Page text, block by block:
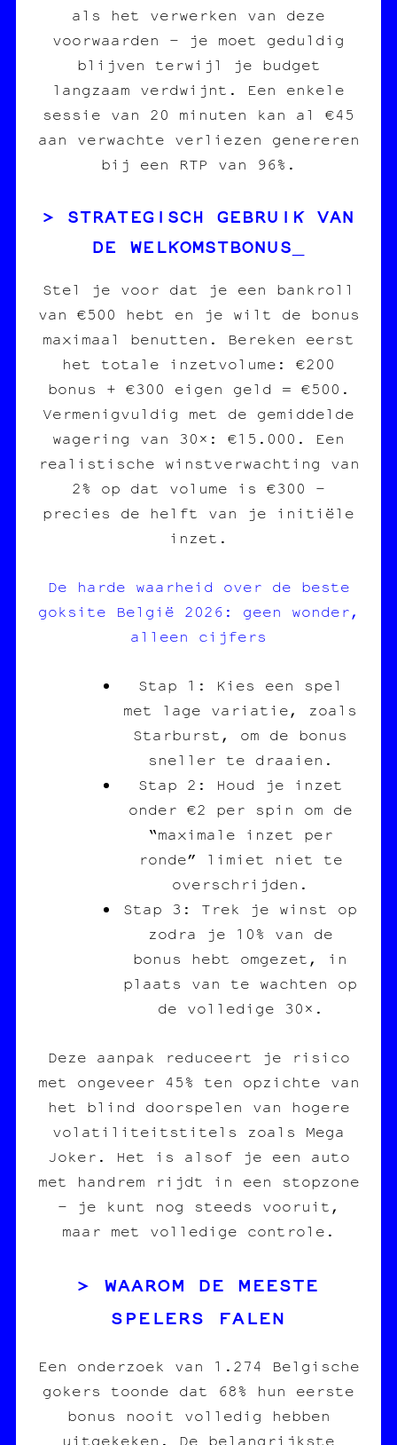
als het verwerken van deze
voorwaarden – je moet geduldig
blijven terwijl je budget
langzaam verdwijnt. Een enkele
sessie van 20 minuten kan al €45
aan verwachte verliezen genereren
bij een RTP van 96%.
STRATEGISCH GEBRUIK VAN
DE WELKOMSTBONUS
Stel je voor dat je een bankroll
van €500 hebt en je wilt de bonus
maximaal benutten. Bereken eerst
het totale inzetvolume: €200
bonus + €300 eigen geld = €500.
Vermenigvuldig met de gemiddelde
wagering van 30×: €15.000. Een
realistische winstverwachting van
2% op dat volume is €300 –
precies de helft van je initiële
inzet.
De harde waarheid over de beste
goksite België 2026: geen wonder,
alleen cijfers
Stap 1: Kies een spel
met lage variatie, zoals
Starburst, om de bonus
sneller te draaien.
Stap 2: Houd je inzet
onder €2 per spin om de
“maximale inzet per
ronde” limiet niet te
overschrijden.
Stap 3: Trek je winst op
zodra je 10% van de
bonus hebt omgezet, in
plaats van te wachten op
de volledige 30×.
Deze aanpak reduceert je risico
met ongeveer 45% ten opzichte van
het blind doorspelen van hogere
volatiliteitstitels zoals Mega
Joker. Het is alsof je een auto
met handrem rijdt in een stopzone
– je kunt nog steeds vooruit,
maar met volledige controle.
WAAROM DE MEESTE
SPELERS FALEN
Een onderzoek van 1.274 Belgische
gokers toonde dat 68% hun eerste
bonus nooit volledig hebben
uitgekeken. De belangrijkste